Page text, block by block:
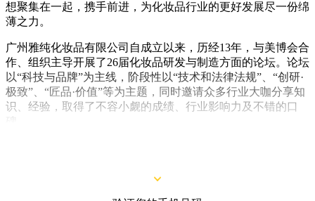
想聚集在一起，携手前进，为化妆品行业的更好发展尽一份绵
薄之力。
广州雅纯化妆品有限公司自成立以来，历经13年，与美博会合
作、组织主导开展了26届化妆品研发与制造方面的论坛。论坛
以“科技与品牌”为主线，阶段性以“技术和法律法规”、“创研·
极致”、“匠品·价值”等为主题，同时邀请众多行业大咖分享知
识、经验，取得了不容小觑的成绩、行业影响力及不错的口